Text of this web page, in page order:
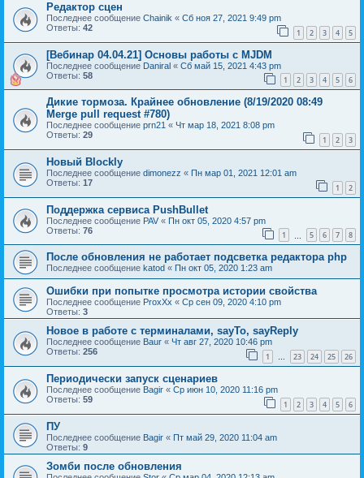
Редактор сцен
Последнее сообщение Chainik « Сб ноя 27, 2021 9:49 pm
Ответы: 42 1 2 3 4 5
[Вебинар 04.04.21] Основы работы с MJDM
Последнее сообщение Daniral « Сб май 15, 2021 4:43 pm
Ответы: 58 1 2 3 4 5 6
Дикие тормоза. Крайнее обновление (8/19/2020 08:49
Merge pull request #780)
Последнее сообщение prn21 « Чт мар 18, 2021 8:08 pm
Ответы: 29 1 2 3
Новый Blockly
Последнее сообщение dimonezz « Пн мар 01, 2021 12:01 am
Ответы: 17 1 2
Поддержка сервиса PushBullet
Последнее сообщение PAV « Пн окт 05, 2020 4:57 pm
Ответы: 76 1 5 6 7 8
После обновления не работает подсветка редактора php
Последнее сообщение katod « Пн окт 05, 2020 1:23 am
Ошибки при попытке просмотра истории свойства
Последнее сообщение ProxXx « Ср сен 09, 2020 4:10 pm
Ответы: 3
Новое в работе с терминалами, sayTo, sayReply
Последнее сообщение Baur « Чт авг 27, 2020 10:46 pm
Ответы: 256 1 … 23 24 25 26
Периодически запуск сценариев
Последнее сообщение Bagir « Ср июн 10, 2020 11:16 pm
Ответы: 59 1 2 3 4 5 6
ПУ
Последнее сообщение Bagir « Пт май 29, 2020 11:04 am
Ответы: 9
Зомби после обновления